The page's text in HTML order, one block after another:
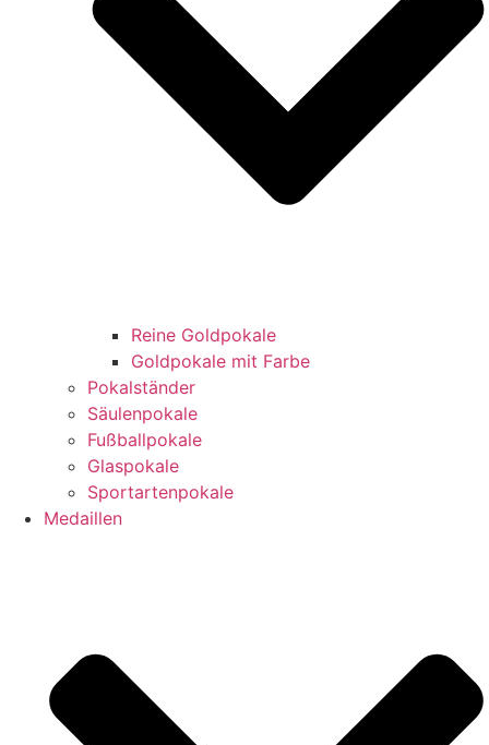
Reine Goldpokale
Goldpokale mit Farbe
Pokalständer
Säulenpokale
Fußballpokale
Glaspokale
Sportartenpokale
Medaillen